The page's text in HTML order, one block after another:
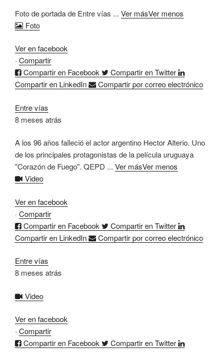
Foto de portada de Entre vías ... Ver másVer menos
Foto
Ver en facebook
· Compartir
Compartir en Facebook
Compartir en Twitter
Compartir en LinkedIn
Compartir por correo electrónico
Entre vías
8 meses atrás
A los 96 años falleció el actor argentino Hector Alterio. Uno
de los principales protagonistas de la película uruguaya
"Corazón de Fuego". QEPD ... Ver másVer menos
Video
Ver en facebook
· Compartir
Compartir en Facebook
Compartir en Twitter
Compartir en LinkedIn
Compartir por correo electrónico
Entre vías
8 meses atrás
Video
Ver en facebook
· Compartir
Compartir en Facebook
Compartir en Twitter